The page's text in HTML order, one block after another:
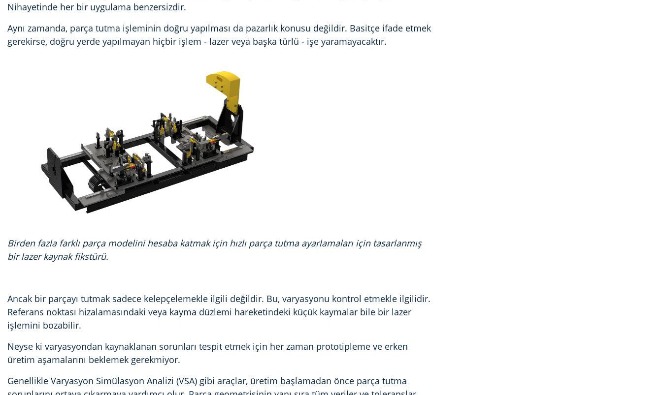
Nihayetinde her bir uygulama benzersizdir.
Aynı zamanda, parça tutma işleminin doğru yapılması da pazarlık konusu değildir. Basitçe ifade etmek
gerekirse, doğru yerde yapılmayan hiçbir işlem - lazer veya başka türlü - işe yaramayacaktır.
Birden fazla farklı parça modelini hesaba katmak için hızlı parça tutma ayarlamaları için tasarlanmış
bir lazer kaynak fikstürü.
Ancak bir parçayı tutmak sadece kelepçelemekle ilgili değildir. Bu, varyasyonu kontrol etmekle ilgilidir.
Referans noktası hizalamasındaki veya kayma düzlemi hareketindeki küçük kaymalar bile bir lazer
işlemini bozabilir.
Neyse ki varyasyondan kaynaklanan sorunları tespit etmek için her zaman prototipleme ve erken
üretim aşamalarını beklemek gerekmiyor.
Genellikle Varyasyon Simülasyon Analizi (VSA) gibi araçlar, üretim başlamadan önce parça tutma